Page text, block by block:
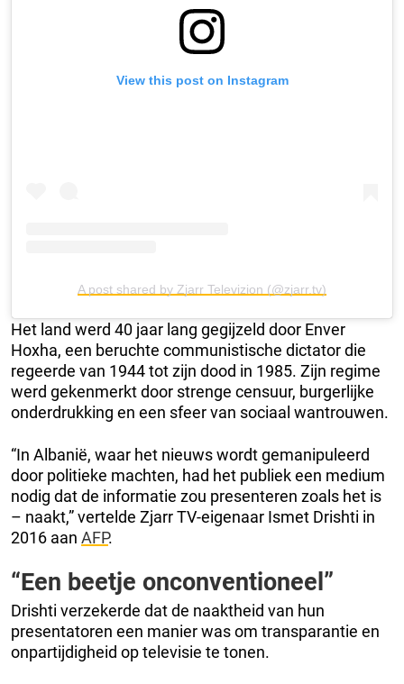
View this post on Instagram
A post shared by Zjarr Televizion (@zjarr.tv)
Het land werd 40 jaar lang gegijzeld door Enver
Hoxha, een beruchte communistische dictator die
regeerde van 1944 tot zijn dood in 1985. Zijn regime
werd gekenmerkt door strenge censuur, burgerlijke
onderdrukking en een sfeer van sociaal wantrouwen.
“In Albanië, waar het nieuws wordt gemanipuleerd
door politieke machten, had het publiek een medium
nodig dat de informatie zou presenteren zoals het is
– naakt,” vertelde Zjarr TV-eigenaar Ismet Drishti in
2016 aan AFP.
“Een beetje onconventioneel”
Drishti verzekerde dat de naaktheid van hun
presentatoren een manier was om transparantie en
onpartijdigheid op televisie te tonen.